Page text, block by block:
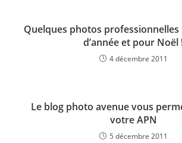
Quelques photos
d’année et pour Noël
4 décembre 2011
Le blog photo avenue vous
votre APN
5 décembre 2011